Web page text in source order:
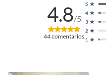
4.8/5
44comentarios 1
2
3
4
5